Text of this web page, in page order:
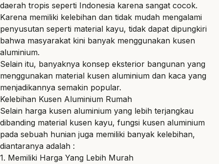
daerah tropis seperti Indonesia karena sangat cocok.
Karena memiliki kelebihan dan tidak mudah mengalami
penyusutan seperti material kayu, tidak dapat dipungkiri
bahwa masyarakat kini banyak menggunakan kusen
aluminium.
Selain itu, banyaknya konsep eksterior bangunan yang
menggunakan material kusen aluminium dan kaca yang
menjadikannya semakin popular.
Kelebihan Kusen Aluminium Rumah
Selain harga kusen aluminium yang lebih terjangkau
dibanding material kusen kayu, fungsi kusen aluminium
pada sebuah hunian juga memiliki banyak kelebihan,
diantaranya adalah :
1. Memiliki Harga Yang Lebih Murah